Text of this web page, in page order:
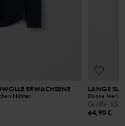
zertifiziertes
nachververfolgt
ERWACHSENE
Nähten
LANGE
Dünne
Größe: XS-
64,90 €